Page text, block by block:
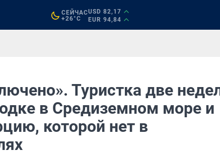
СЕЙЧАС
+26°C
USD 82,17
EUR 94,84
Туристка две
в Средиземном море и
которой нет в